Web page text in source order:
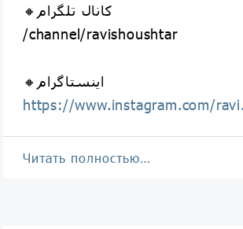
🔸کانال تلگرام
/channel/ravishoushtar
🔸اینستاگرام
https://www.instagram.com/
Читать полностью…